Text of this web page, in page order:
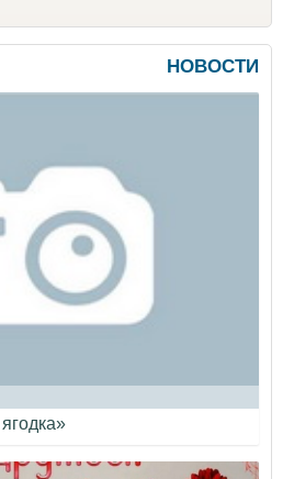
НОВОСТИ